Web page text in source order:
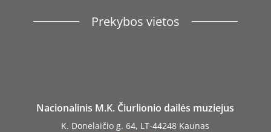
Prekybos vietos
Nacionalinis M.K. Čiurlionio dailės muziejus
K. Donelaičio g. 64, LT-44248 Kaunas